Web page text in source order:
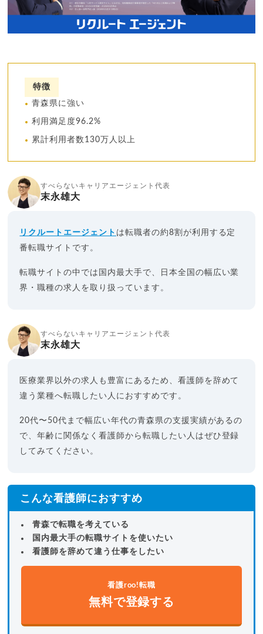
特徴
青森県に強い
利用満足度96.2%
累計利用者数130万人以上
すべらないキャリアエージェント代表
末永雄大
リクルートエージェント は転職者の約8割が利用する定
番転職サイトです。
転職サイトの中では国内最大手で、日本全国の幅広い業
界・職種の求人を取り扱っています。
すべらないキャリアエージェント代表
末永雄大
医療業界以外の求人も豊富にあるため、看護師を辞めて
違う業種へ転職したい人におすすめです。
20代〜50代まで幅広い年代の青森県の支援実績があるの
で、年齢に関係なく看護師から転職したい人はぜひ登録
してみてください。
こんな看護師におすすめ
青森で転職を考えている
国内最大手の転職サイトを使いたい
看護師を辞めて違う仕事をしたい
看護roo!転職
無料で登録する